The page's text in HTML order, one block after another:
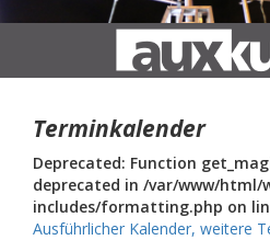
Terminkalender
Deprecated: Function
deprecated in /var/www/html/
includes/formatting.php on
Ausführlicher Kalender, weitere